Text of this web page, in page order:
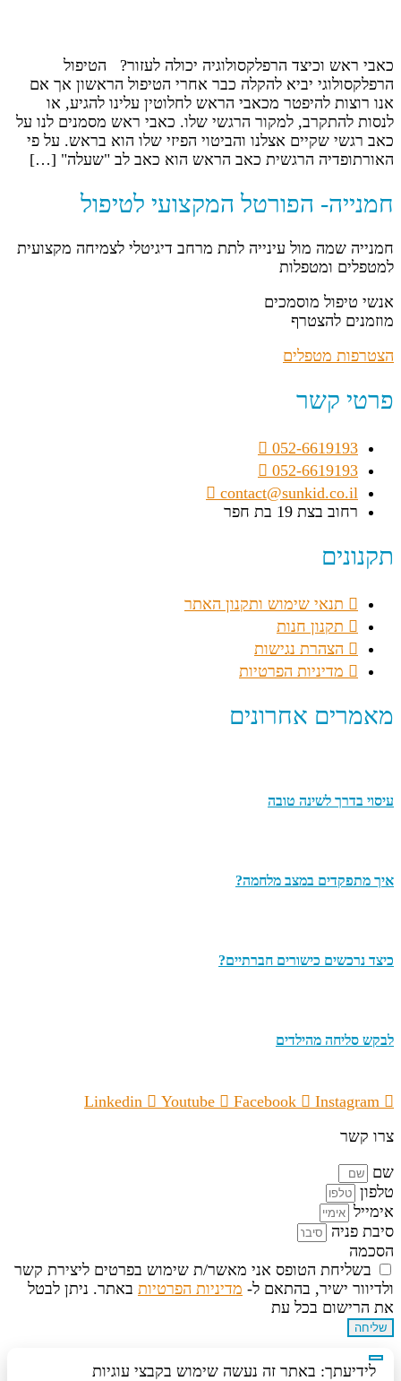
כאבי ראש וכיצד הרפלקסולוגיה יכולה לעזור? הטיפול
הרפלקסולוגי יביא להקלה כבר אחרי הטיפול הראשון אך אם
אנו רוצות להיפטר מכאבי הראש לחלוטין עלינו להגיע, או
לנסות להתקרב, למקור הרגשי שלו. כאבי ראש מסמנים לנו על
כאב רגשי שקיים אצלנו והביטוי הפיזי שלו הוא בראש. על פי
האורתופדיה הרגשית כאב הראש הוא כאב לב "שעלה" […]
חמנייה- הפורטל המקצועי לטיפול
חמנייה שמה מול עינייה לתת מרחב דיגיטלי לצמיחה מקצועית
למטפלים ומטפלות
אנשי טיפול מוסמכים
מוזמנים להצטרף
הצטרפות מטפלים
פרטי קשר
052-6619193
052-6619193
contact@sunkid.co.il
רחוב בצת 19 בת חפר
תקנונים
תנאי שימוש ותקנון האתר
תקנון חנות
הצהרת נגישות
מדיניות הפרטיות
מאמרים אחרונים
עיסוי בדרך לשינה טובה
איך מתפקדים במצב מלחמה?
כיצד נרכשים כישורים חברתיים?
לבקש סליחה מהילדים
Linkedin Youtube Facebook
Instagram
צרו קשר
שם
טלפון
אימייל
סיבת פניה
הסכמה
בשליחת הטופס אני מאשר/ת שימוש בפרטים ליצירת קשר
ולדיוור ישיר, בהתאם ל- מדיניות הפרטיות באתר. ניתן לבטל
את הרישום בכל עת
שליחה
לידיעתך: באתר זה נעשה שימוש בקבצי עוגיות